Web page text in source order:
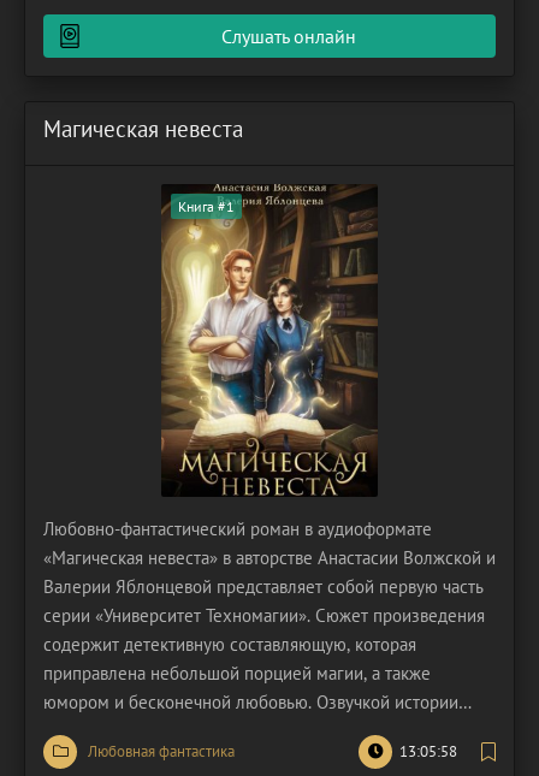
Мэрион Вестерс настолько отличаются? Эверли никогда
Слушать онлайн
Магическая невеста
Книга #1
Любовно-фантастический роман в аудиоформате
«Магическая невеста» в авторстве Анастасии Волжской и
Валерии Яблонцевой представляет собой первую часть
серии «Университет Техномагии». Сюжет произведения
содержит детективную составляющую, которая
приправлена небольшой порцией магии, а также
юмором и бесконечной любовью. Озвучкой истории
занималась Виктория Фёдорова. В центре действий
оказывается девушка по имени Рианнон Фелтон. Она
Любовная фантастика 13:05:58